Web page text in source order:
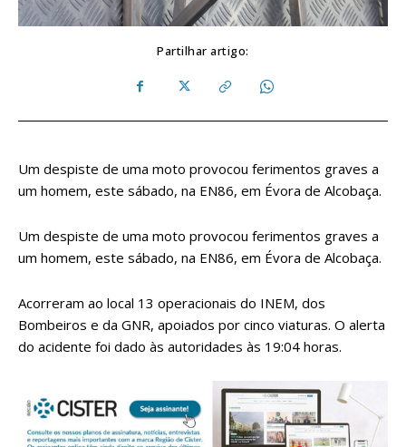
Partilhar artigo:
Um despiste de uma moto provocou ferimentos graves a
um homem, este sábado, na EN86, em Évora de Alcobaça.
Um despiste de uma moto provocou ferimentos graves a
um homem, este sábado, na EN86, em Évora de Alcobaça.
Acorreram ao local 13 operacionais do INEM, dos
Bombeiros e da GNR, apoiados por cinco viaturas. O alerta
do acidente foi dado às autoridades às 19:04 horas.